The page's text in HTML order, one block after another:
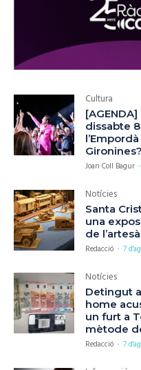
Cultura
dissabte
Gironines?
Joan Coll Bagur -
Notícies
Santa
una
de
Redacció - 7
Notícies
Detingut
home
un furt a
mètode
Redacció - 7